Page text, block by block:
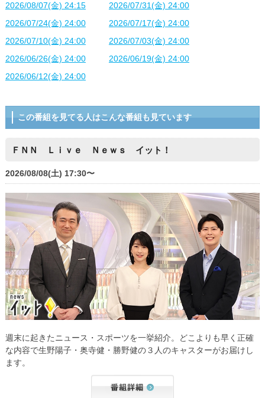
2026/08/07(金) 24:15
2026/07/31(金) 24:00
2026/07/24(金) 24:00
2026/07/17(金) 24:00
2026/07/10(金) 24:00
2026/07/03(金) 24:00
2026/06/26(金) 24:00
2026/06/19(金) 24:00
2026/06/12(金) 24:00
この番組を見てる人はこんな番組も見ています
ＦＮＮ Ｌｉｖｅ Ｎｅｗｓ イット！
2026/08/08(土) 17:30〜
週末に起きたニュース・スポーツを一挙紹介。どこよりも早く正確
な内容で生野陽子・奥寺健・勝野健の３人のキャスターがお届けし
ます。